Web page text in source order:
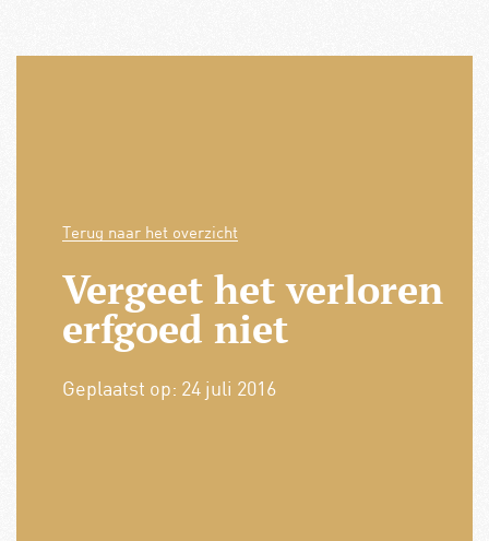
Terug naar het overzicht
Vergeet het verloren
erfgoed niet
Geplaatst op: 24 juli 2016